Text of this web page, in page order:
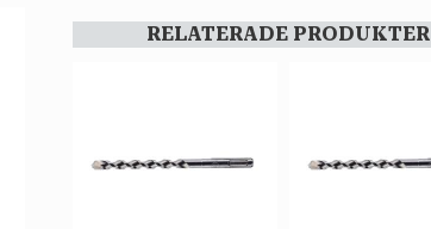
RELATERADE PRODUKTER